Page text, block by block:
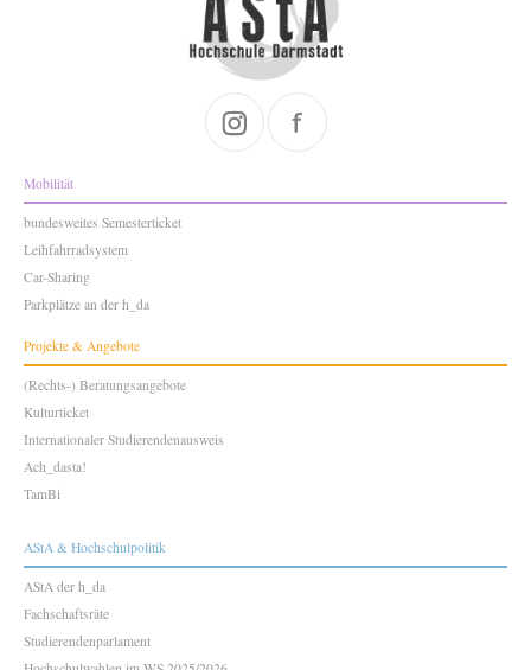
Mobilität
bundesweites Semesterticket
Leihfahrradsystem
Car-Sharing
Parkplätze an der h_da
Projekte & Angebote
(Rechts-) Beratungsangebote
Kulturticket
Internationaler Studierendenausweis
Ach_dasta!
TamBi
AStA & Hochschulpolitik
AStA der h_da
Fachschaftsräte
Studierendenparlament